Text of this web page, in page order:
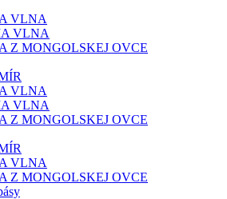
VLNA
VLNA
Z MONGOLSKEJ OVCE
VLNA
VLNA
Z MONGOLSKEJ OVCE
VLNA
Z MONGOLSKEJ OVCE